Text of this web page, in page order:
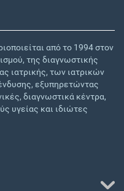
από το 1994 στον
της διαγνωστικής
ιατρικής, των ιατρικών
εξυπηρετώντας
διαγνωστικά κέντρα,
υγείας και ιδιώτες